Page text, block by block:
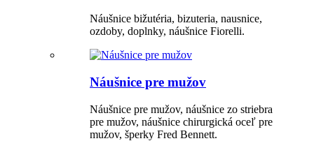
Náušnice bižutéria, bizuteria, nausnice,
ozdoby, doplnky, náušnice Fiorelli.
Náušnice pre mužov
Náušnice pre mužov, náušnice zo striebra
pre mužov, náušnice chirurgická oceľ pre
mužov, šperky Fred Bennett.